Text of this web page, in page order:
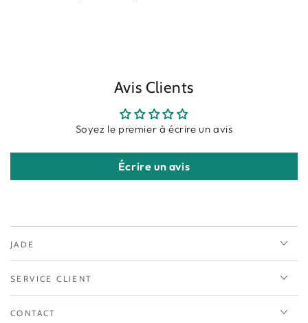
Avis Clients
Soyez le premier à écrire un avis
Écrire un avis
JADE
SERVICE CLIENT
CONTACT